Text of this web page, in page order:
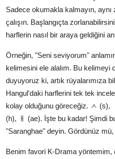
Sadece okumakla kalmayın,
çalışın. Başlangıçta
harflerin nasıl bir araya geldiğini
Örneğin, "Seni seviyorum"
kelimesini ele alalım. Bu kelimeyi
duyuyoruz ki, artık rüyalarımıza
Hangul'daki harflerini tek tek
kolay olduğunu göreceğiz. ㅅ (s),
(h), ㅐ (ae). İşte bu kadar! Şimdi
"Saranghae" deyin. Gördünüz mü,
Benim favori K-Drama yöntemim,